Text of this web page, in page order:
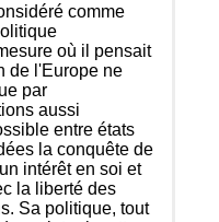
comme
où il pensait
de l'Europe ne
par
aussi
entre états
la conquête de
intérêt en soi et
la liberté des
Sa politique, tout